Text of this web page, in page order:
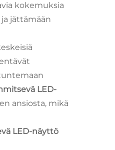
kokemuksia
jättämään
LED-
ansiosta, mikä
LED-näyttö